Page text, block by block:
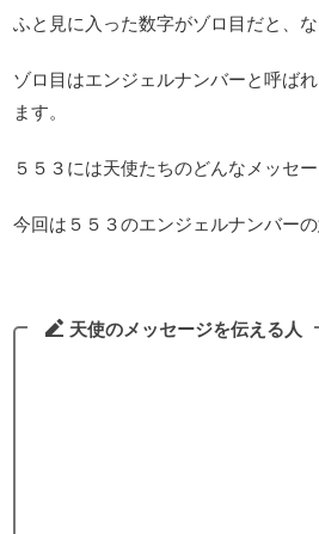
ふと見に入った数字がゾロ目だと、
ゾロ目はエンジェルナンバーと呼ば
ます。
５５３には天使たちのどんなメッセ
今回は５５３のエンジェルナンバー
天使のメッセージを伝える人